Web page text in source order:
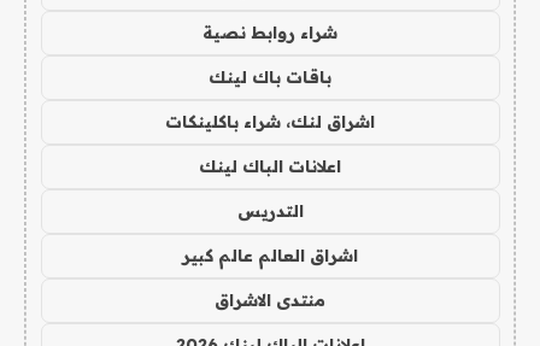
شراء روابط نصية
باقات باك لينك
اشراق لنك، شراء باكلينكات
اعلانات الباك لينك
التدريس
اشراق العالم عالم كبير
منتدى الاشراق